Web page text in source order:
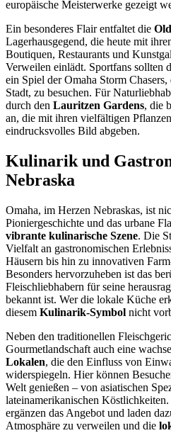
europäische Meisterwerke gezeigt
Ein besonderes Flair entfaltet die
Lagerhausgegend, die heute mit
Boutiquen, Restaurants und
Verweilen einlädt. Sportfans sollten
ein Spiel der Omaha Storm
Stadt, zu besuchen. Für
durch den Lauritzen Gardens, die
an, die mit ihren vielfältigen
eindrucksvolles Bild abgeben.
Kulinarik und
Nebraska
Omaha, im Herzen Nebraskas, ist
Pioniergeschichte und das urbane
vibrante kulinarische Szene. Die
Vielfalt an gastronomischen
Häusern bis hin zu innovativen
Besonders hervorzuheben ist das
Fleischliebhabern für seine
bekannt ist. Wer die lokale Küche
diesem Kulinarik-Symbol nicht
Neben den traditionellen
Gourmetlandschaft auch eine
Lokalen, die den Einfluss von
widerspiegeln. Hier können
Welt genießen – von asiatischen
lateinamerikanischen
ergänzen das Angebot und laden
Atmosphäre zu verweilen und die